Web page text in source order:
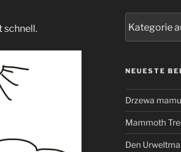
schnell.
NEUESTE
Drzewa
Mammoth
Den